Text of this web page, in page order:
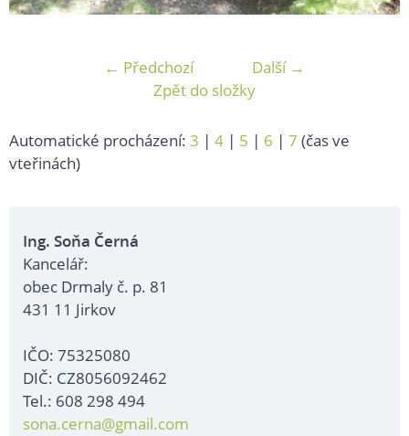
← Předchozí
Další →
Zpět do složky
Automatické procházení: 3 | 4 | 5 | 6 | 7 (čas ve
vteřinách)
Ing. Soňa Černá
Kancelář:
obec Drmaly č. p. 81
431 11 Jirkov
IČO: 75325080
DIČ: CZ8056092462
Tel.: 608 298 494
sona.cerna@gmail.com